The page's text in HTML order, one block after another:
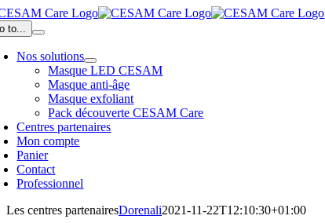
Passer
au
contenu
to...
Nos solutions
Masque LED CESAM
Masque anti-âge
Masque exfoliant
Pack découverte CESAM Care
Centres partenaires
Mon compte
Panier
Contact
Professionnel
Les centres partenairesDorenali2021-11-22T12:10:30+01:00